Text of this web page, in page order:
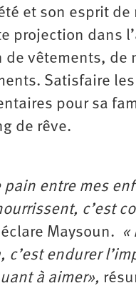
et son esprit de
projection dans
de vêtements, de
Satisfaire
pour sa
de rêve.
pain entre mes
c’est
Maysoun.
«
c’est endurer
à aimer»,